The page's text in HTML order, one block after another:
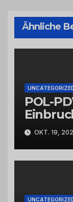
Ähnliche
POL-
Wittlich
OKT. 19,